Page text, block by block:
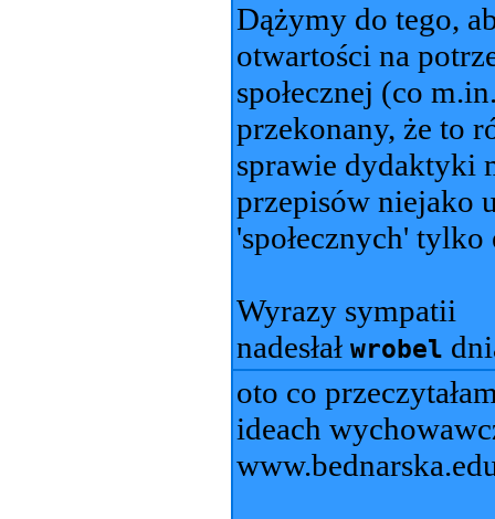
Dążymy do tego,
otwartości na
społecznej (co
przekonany, że to
sprawie dydaktyki
przepisów niejako
'społecznych'
Wyrazy sympatii
nadesłał wrobel
oto co
ideach